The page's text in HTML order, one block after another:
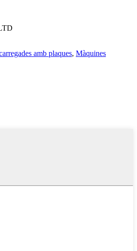
amb plaques, Màquines